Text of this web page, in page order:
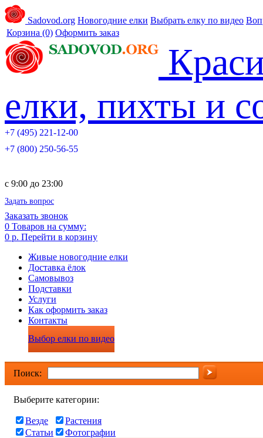
Sadovod.org Новогодние елки Выбрать елку по видео
Корзина (0) Оформить заказ
елки, пихты и
+7 (495) 221-12-00
+7 (800) 250-56-55
c 9:00 до 23:00
Задать вопрос
Заказать звонок
0 Товаров на сумму:
0 р. Перейти в корзину
Живые новогодние елки
Доставка ёлок
Самовывоз
Подставки
Услуги
Как оформить заказ
Контакты
Выбор елки по видео
Поиск:
Выберите категории:
Везде
Растения
Статьи
Фотографии